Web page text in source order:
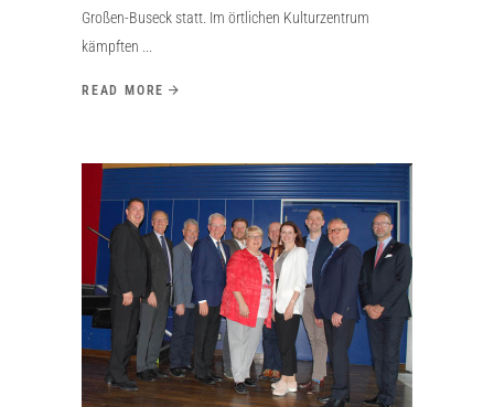
Großen-Buseck statt. Im örtlichen Kulturzentrum
kämpften
READ MORE